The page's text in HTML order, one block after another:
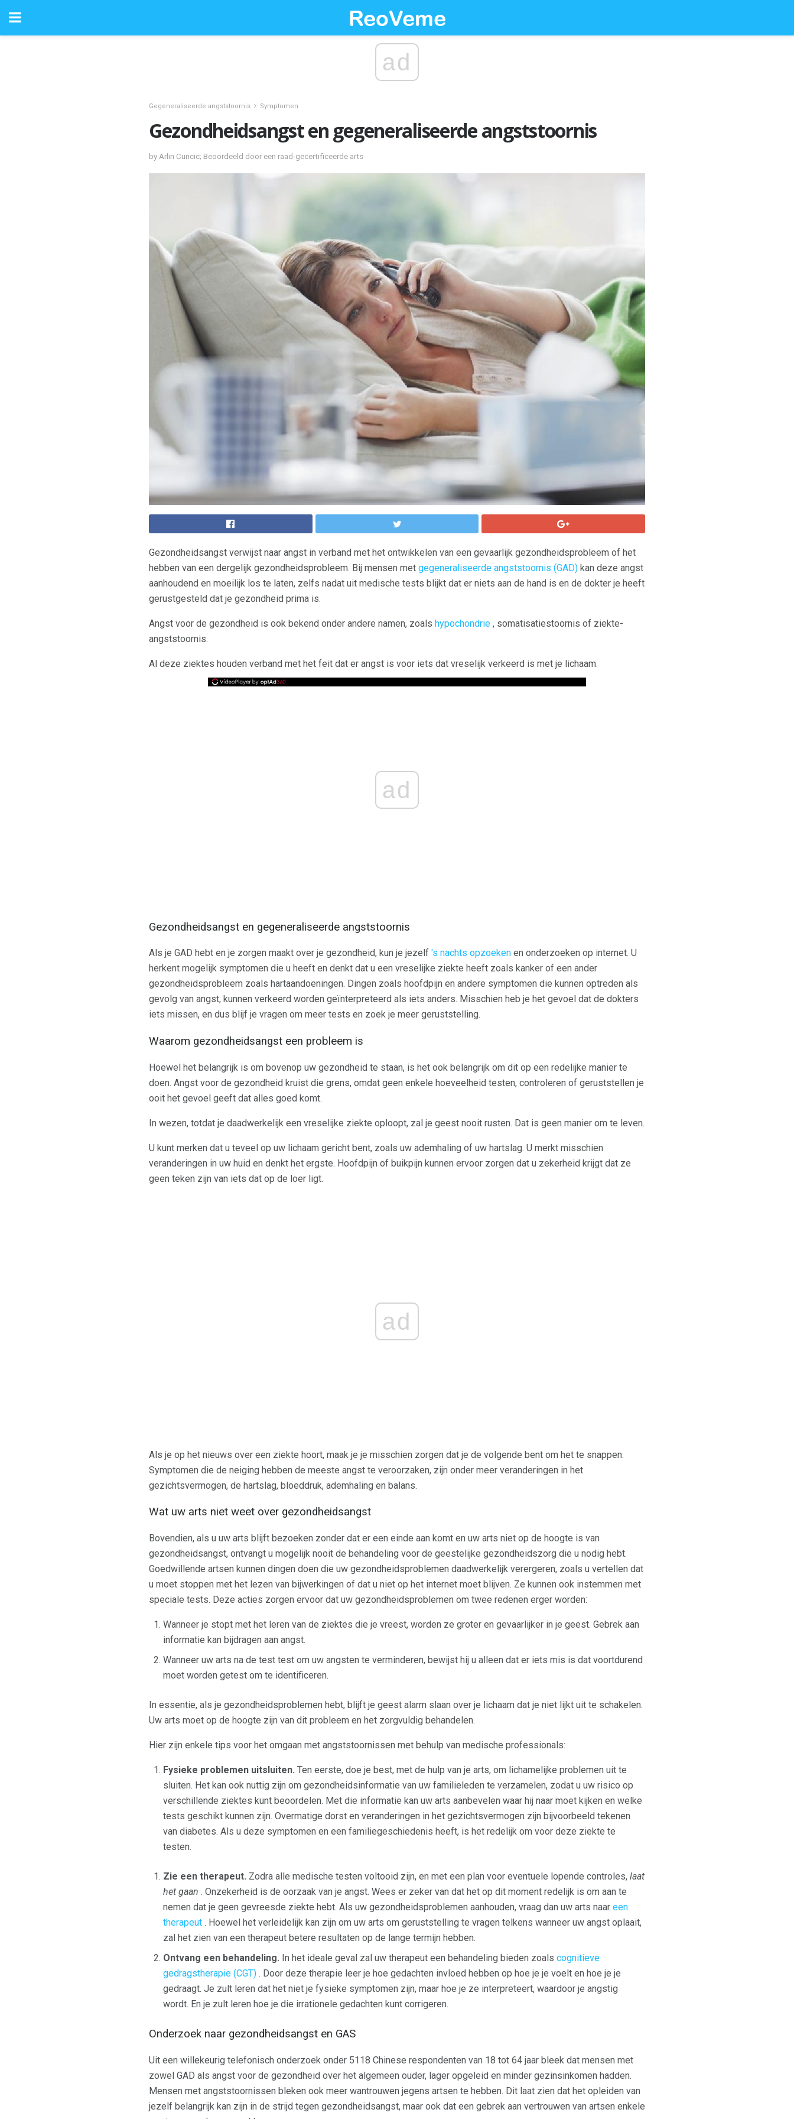
ad
Gegeneraliseerde angststoornis Symptomen
Gezondheidsangst en gegeneraliseerde angststoornis
by Arlin Cuncic; Beoordeeld door een raad-gecertificeerde arts
Gezondheidsangst verwijst naar angst in verband met het ontwikkelen van een gevaarlijk gezondheidsprobleem of het
hebben van een dergelijk gezondheidsprobleem. Bij mensen met gegeneraliseerde angststoornis (GAD) kan deze angst
aanhoudend en moeilijk los te laten, zelfs nadat uit medische tests blijkt dat er niets aan de hand is en de dokter je heeft
gerustgesteld dat je gezondheid prima is.
Angst voor de gezondheid is ook bekend onder andere namen, zoals hypochondrie , somatisatiestoornis of ziekte-
angststoornis.
Al deze ziektes houden verband met het feit dat er angst is voor iets dat vreselijk verkeerd is met je lichaam.
ad
Gezondheidsangst en gegeneraliseerde angststoornis
Als je GAD hebt en je zorgen maakt over je gezondheid, kun je jezelf 's nachts opzoeken en onderzoeken op internet. U
herkent mogelijk symptomen die u heeft en denkt dat u een vreselijke ziekte heeft zoals kanker of een ander
gezondheidsprobleem zoals hartaandoeningen. Dingen zoals hoofdpijn en andere symptomen die kunnen optreden als
gevolg van angst, kunnen verkeerd worden geïnterpreteerd als iets anders. Misschien heb je het gevoel dat de dokters
iets missen, en dus blijf je vragen om meer tests en zoek je meer geruststelling.
Waarom gezondheidsangst een probleem is
Hoewel het belangrijk is om bovenop uw gezondheid te staan, is het ook belangrijk om dit op een redelijke manier te
doen. Angst voor de gezondheid kruist die grens, omdat geen enkele hoeveelheid testen, controleren of geruststellen je
ooit het gevoel geeft dat alles goed komt.
In wezen, totdat je daadwerkelijk een vreselijke ziekte oploopt, zal je geest nooit rusten. Dat is geen manier om te leven.
U kunt merken dat u teveel op uw lichaam gericht bent, zoals uw ademhaling of uw hartslag. U merkt misschien
veranderingen in uw huid en denkt het ergste. Hoofdpijn of buikpijn kunnen ervoor zorgen dat u zekerheid krijgt dat ze
geen teken zijn van iets dat op de loer ligt.
ad
Als je op het nieuws over een ziekte hoort, maak je je misschien zorgen dat je de volgende bent om het te snappen.
Symptomen die de neiging hebben de meeste angst te veroorzaken, zijn onder meer veranderingen in het
gezichtsvermogen, de hartslag, bloeddruk, ademhaling en balans.
Wat uw arts niet weet over gezondheidsangst
Bovendien, als u uw arts blijft bezoeken zonder dat er een einde aan komt en uw arts niet op de hoogte is van
gezondheidsangst, ontvangt u mogelijk nooit de behandeling voor de geestelijke gezondheidszorg die u nodig hebt.
Goedwillende artsen kunnen dingen doen die uw gezondheidsproblemen daadwerkelijk verergeren, zoals u vertellen dat
u moet stoppen met het lezen van bijwerkingen of dat u niet op het internet moet blijven. Ze kunnen ook instemmen met
speciale tests. Deze acties zorgen ervoor dat uw gezondheidsproblemen om twee redenen erger worden:
Wanneer je stopt met het leren van de ziektes die je vreest, worden ze groter en gevaarlijker in je geest. Gebrek aan
informatie kan bijdragen aan angst.
Wanneer uw arts na de test test om uw angsten te verminderen, bewijst hij u alleen dat er iets mis is dat voortdurend
moet worden getest om te identificeren.
In essentie, als je gezondheidsproblemen hebt, blijft je geest alarm slaan over je lichaam dat je niet lijkt uit te schakelen.
Uw arts moet op de hoogte zijn van dit probleem en het zorgvuldig behandelen.
Hier zijn enkele tips voor het omgaan met angststoornissen met behulp van medische professionals:
Fysieke problemen uitsluiten. Ten eerste, doe je best, met de hulp van je arts, om lichamelijke problemen uit te
sluiten. Het kan ook nuttig zijn om gezondheidsinformatie van uw familieleden te verzamelen, zodat u uw risico op
verschillende ziektes kunt beoordelen. Met die informatie kan uw arts aanbevelen waar hij naar moet kijken en welke
tests geschikt kunnen zijn. Overmatige dorst en veranderingen in het gezichtsvermogen zijn bijvoorbeeld tekenen
van diabetes. Als u deze symptomen en een familiegeschiedenis heeft, is het redelijk om voor deze ziekte te
testen.
Zie een therapeut. Zodra alle medische testen voltooid zijn, en met een plan voor eventuele lopende controles, laat
het gaan . Onzekerheid is de oorzaak van je angst. Wees er zeker van dat het op dit moment redelijk is om aan te
nemen dat je geen gevreesde ziekte hebt. Als uw gezondheidsproblemen aanhouden, vraag dan uw arts naar een
therapeut . Hoewel het verleidelijk kan zijn om uw arts om geruststelling te vragen telkens wanneer uw angst oplaait,
zal het zien van een therapeut betere resultaten op de lange termijn hebben.
Ontvang een behandeling. In het ideale geval zal uw therapeut een behandeling bieden zoals cognitieve
gedragstherapie (CGT) . Door deze therapie leer je hoe gedachten invloed hebben op hoe je je voelt en hoe je je
gedraagt. Je zult leren dat het niet je fysieke symptomen zijn, maar hoe je ze interpreteert, waardoor je angstig
wordt. En je zult leren hoe je die irrationele gedachten kunt corrigeren.
Onderzoek naar gezondheidsangst en GAS
Uit een willekeurig telefonisch onderzoek onder 5118 Chinese respondenten van 18 tot 64 jaar bleek dat mensen met
zowel GAD als angst voor de gezondheid over het algemeen ouder, lager opgeleid en minder gezinsinkomen hadden.
Mensen met angststoornissen bleken ook meer wantrouwen jegens artsen te hebben. Dit laat zien dat het opleiden van
jezelf belangrijk kan zijn in de strijd tegen gezondheidsangst, maar ook dat een gebrek aan vertrouwen van artsen enkele